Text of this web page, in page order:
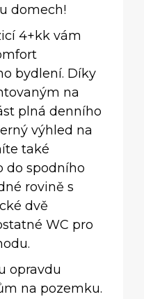
domech!
4+kk vám
bydlení. Díky
na
plná denního
výhled na
také
do spodního
rovině s
dvě
WC pro
opravdu
na pozemku.